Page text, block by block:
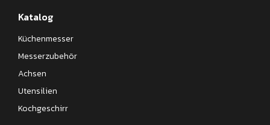
Katalog
Küchenmesser
Messerzubehör
Achsen
Utensilien
Kochgeschirr